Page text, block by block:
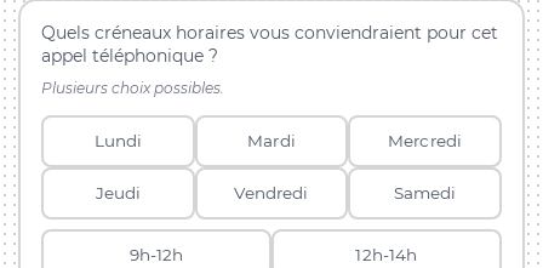
Quels créneaux horaires vous conviendraient pour cet
appel téléphonique ?
Plusieurs choix possibles.
Lundi Mardi Mercredi
Jeudi Vendredi Samedi
9h-12h 12h-14h